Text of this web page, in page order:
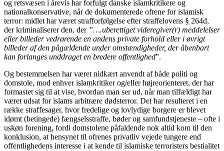
og retsvæsen i årevis har forfulgt danske islamkritikere og
nationalkonservative, når de dokumenterede ofrene for islamisk
terror: midlet har været strafforfølgelse efter straffelovens § 264d,
der kriminaliserer den, der ”….uberettiget videregiver(r) meddelelser
eller billeder vedrørende en andens private forhold eller i øvrigt
billeder af den pågældende under omstændigheder, der åbenbart
kan forlanges unddraget en bredere offentlighed”.
Og bestemmelsen har været nidkært anvendt af både politi og
domstole, mod enhver islamkritiker og/eller højreorienteret, der har
formastet sig til at vise, hvordan man ser ud, når man tilfældigt har
været udsat for islams arbitrære dødsterror. Det har resulteret i en
række straffesager, hvor fredelige og lovlydige borgere er blevet
idømt (betingede) fængselsstraffe, bøder og samfundstjeneste – ofte i
uskøn forening, fordi domstolene påfaldende nok altid kom til den
konklusion, at hensynet til ofrenes privatliv vejede tungere end
offentlighedens interesse i at kende til islamiske terroristers bestialitet